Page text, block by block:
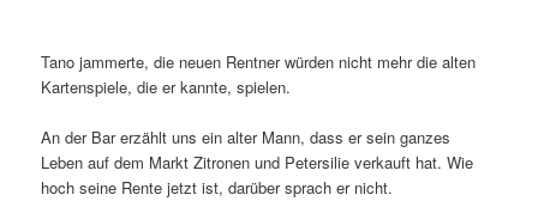
Tano jammerte, die neuen Rentner würden nicht mehr die alten
Kartenspiele, die er kannte, spielen.
An der Bar erzählt uns ein alter Mann, dass er sein ganzes
Leben auf dem Markt Zitronen und Petersilie verkauft hat. Wie
hoch seine Rente jetzt ist, darüber sprach er nicht.